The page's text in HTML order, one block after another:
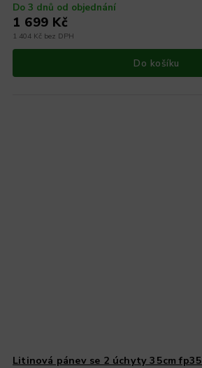
Do 3 dnů od objednání
1 404 Kč bez DPH
1 699 Kč
Do košíku
Litinová pánev se 2 úchyty 35cm fp35